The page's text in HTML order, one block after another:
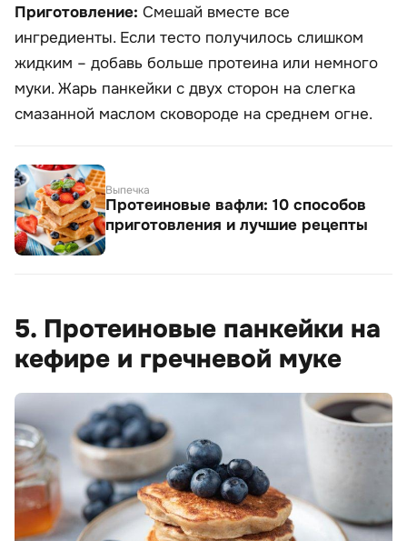
Приготовление: Смешай вместе все
ингредиенты. Если тесто получилось слишком
жидким – добавь больше протеина или немного
муки. Жарь панкейки с двух сторон на слегка
смазанной маслом сковороде на среднем огне.
Выпечка
Протеиновые вафли: 10 способов
приготовления и лучшие рецепты
5. Протеиновые панкейки на
кефире и гречневой муке